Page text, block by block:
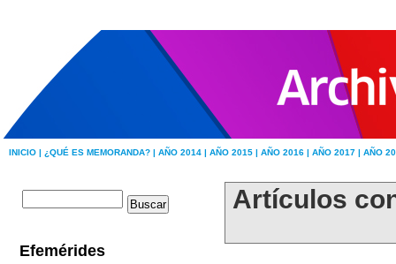
INICIO | ¿QUÉ ES MEMORANDA? | AÑO 2014 | AÑO 2015 | AÑO 2016 | AÑO 2017 | AÑO
Artículos
Efemérides